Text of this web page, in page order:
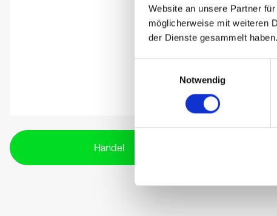
Website an unsere Partner
möglicherweise mit weiteren
der Dienste gesammelt haben.
Notwendig
Handel